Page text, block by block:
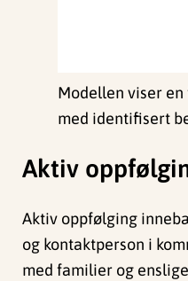
Modellen viser
med identifisert
Aktiv
Aktiv oppfølging
og kontaktperson i
med familier og